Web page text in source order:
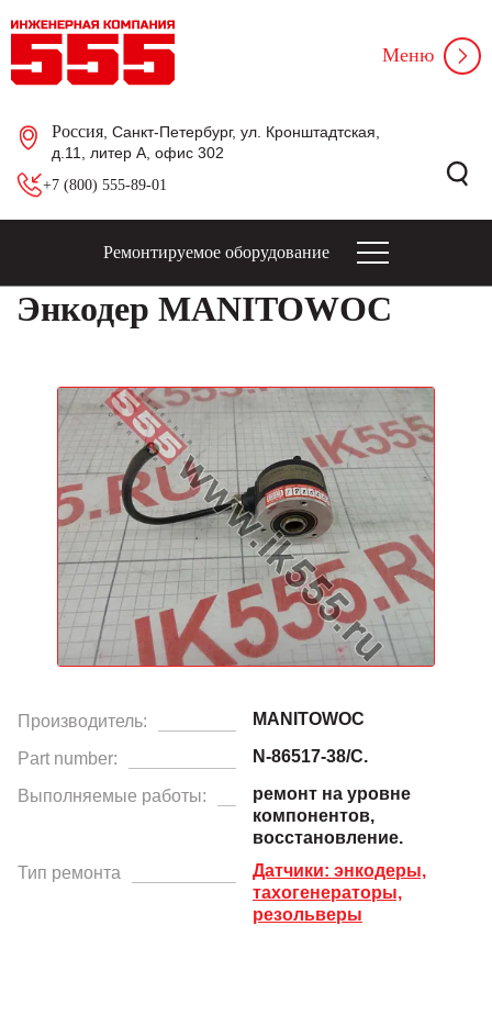
Россия , Санкт-Петербург, ул. Кронштадтская,
д.11, литер А, офис 302
+7 (800) 555-89-01
Меню
Ремонтируемое оборудование
Энкодер MANITOWOC
Производитель: MANITOWOC
Part number: N-86517-38/C.
Выполняемые работы:
ремонт на уровне
компонентов,
восстановление.
Тип ремонта
Датчики: энкодеры,
тахогенераторы,
резольверы